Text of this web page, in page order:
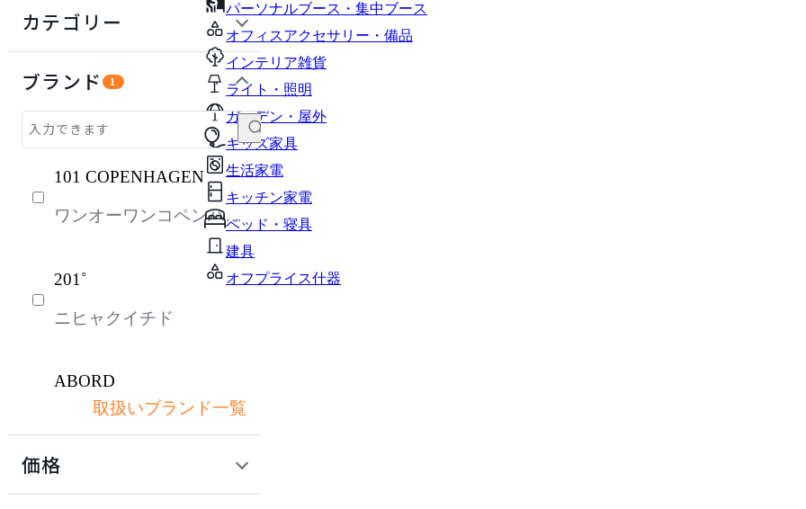
パーソナルブース・集中ブース
オフィスアクセサリー・備品
インテリア雑貨
ライト・照明
ガーデン・屋外
キッズ家具
生活家電
キッチン家電
ベッド・寝具
建具
オフプライス什器
カテゴリー
収納家具
パーソナルブース・集中ブース
インテリア雑貨
ライト・照明
キッチン家電
ブランド 1
101 COPENHAGEN
ワンオーワンコペンハー
201˚
ニヒャクイチド
ABORD
アボール
取扱いブランド一覧
価格